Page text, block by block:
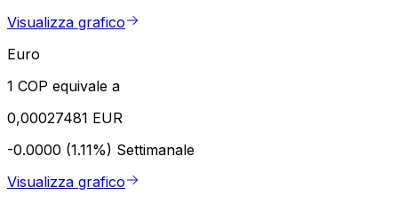
Visualizza grafico
Euro
1 COP equivale a
0,00027481 EUR
-0.0000 (1.11%) Settimanale
Visualizza grafico